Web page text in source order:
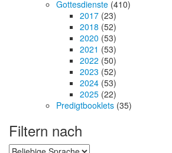
Gottesdienste (410)
2017 (23)
2018 (52)
2020 (53)
2021 (53)
2022 (50)
2023 (52)
2024 (53)
2025 (22)
Predigtbooklets (35)
Filtern nach